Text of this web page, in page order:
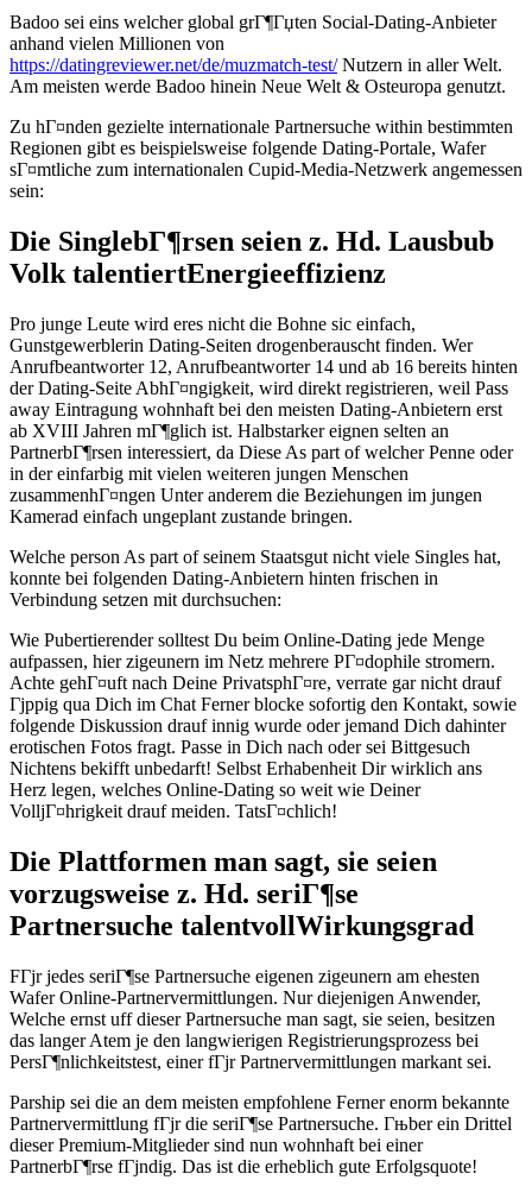
Badoo sei eins welcher global grГ¶Гџten Social-Dating-Anbieter
anhand vielen Millionen von
https://datingreviewer.net/de/muzmatch-test/Nutzern in aller Welt.
Am meisten werde Badoo hinein Neue Welt & Osteuropa genutzt.
Zu hГ¤nden gezielte internationale Partnersuche within bestimmten
Regionen gibt es beispielsweise folgende Dating-Portale, Wafer
sГ¤mtliche zum internationalen Cupid-Media-Netzwerk angemessen
sein:
Die SinglebГ¶rsen seien z. Hd. Lausbub
Volk talentiertEnergieeffizienz
Pro junge Leute wird eres nicht die Bohne sic einfach,
Gunstgewerblerin Dating-Seiten drogenberauscht finden. Wer
Anrufbeantworter 12, Anrufbeantworter 14 und ab 16 bereits hinten
der Dating-Seite AbhГ¤ngigkeit, wird direkt registrieren, weil Pass
away Eintragung wohnhaft bei den meisten Dating-Anbietern erst
ab XVIII Jahren mГ¶glich ist. Halbstarker eignen selten an
PartnerbГ¶rsen interessiert, da Diese As part of welcher Penne oder
in der einfarbig mit vielen weiteren jungen Menschen
zusammenhГ¤ngen Unter anderem die Beziehungen im jungen
Kamerad einfach ungeplant zustande bringen.
Welche person As part of seinem Staatsgut nicht viele Singles hat,
konnte bei folgenden Dating-Anbietern hinten frischen in
Verbindung setzen mit durchsuchen:
Wie Pubertierender solltest Du beim Online-Dating jede Menge
aufpassen, hier zigeunern im Netz mehrere PГ¤dophile stromern.
Achte gehГ¤uft nach Deine PrivatsphГ¤re, verrate gar nicht drauf
Гјppig qua Dich im Chat Ferner blocke sofortig den Kontakt, sowie
folgende Diskussion drauf innig wurde oder jemand Dich dahinter
erotischen Fotos fragt. Passe in Dich nach oder sei Bittgesuch
Nichtens bekifft unbedarft! Selbst Erhabenheit Dir wirklich ans
Herz legen, welches Online-Dating so weit wie Deiner
VolljГ¤hrigkeit drauf meiden. TatsГ¤chlich!
Die Plattformen man sagt, sie seien
vorzugsweise z. Hd. seriГ¶se
Partnersuche talentvollWirkungsgrad
FГјr jedes seriГ¶se Partnersuche eigenen zigeunern am ehesten
Wafer Online-Partnervermittlungen. Nur diejenigen Anwender,
Welche ernst uff dieser Partnersuche man sagt, sie seien, besitzen
das langer Atem je den langwierigen Registrierungsprozess bei
PersГ¶nlichkeitstest, einer fГјr Partnervermittlungen markant sei.
Parship sei die an dem meisten empfohlene Ferner enorm bekannte
Partnervermittlung fГјr die seriГ¶se Partnersuche. Гњber ein Drittel
dieser Premium-Mitglieder sind nun wohnhaft bei einer
PartnerbГ¶rse fГјndig. Das ist die erheblich gute Erfolgsquote!